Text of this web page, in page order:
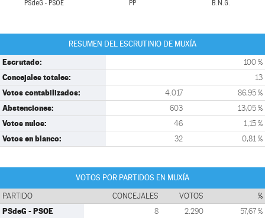
PSdeG - PSOE PP B.N.G.
RESUMEN DEL ESCRUTINIO DE MUXÍA
Escrutado: 100 %
Concejales totales: 13
Votos contabilizados: 4.017 86,95 %
Abstenciones: 603 13,05 %
Votos nulos: 46 1,15 %
Votos en blanco: 32 0,81 %
VOTOS POR PARTIDOS EN MUXÍA
PARTIDO CONCEJALES VOTOS %
PSdeG - PSOE 8 2.290 57,67 %